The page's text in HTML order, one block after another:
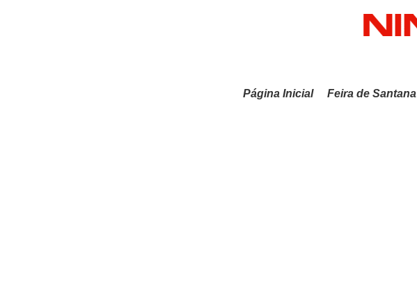
Página Inicial Feira de Santana